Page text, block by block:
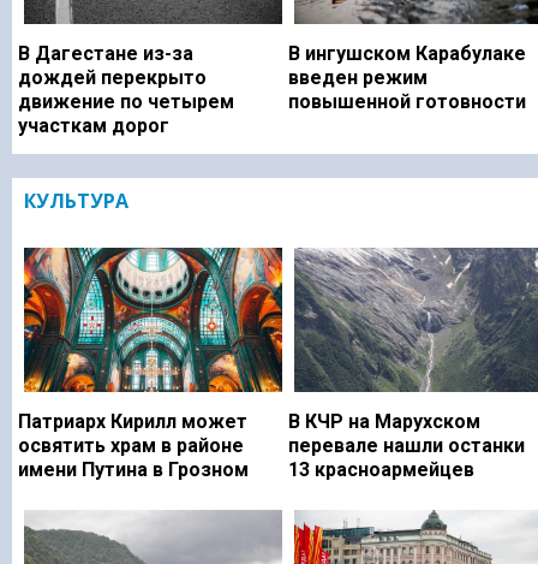
В Дагестане из-за
дождей перекрыто
движение по четырем
участкам дорог
В ингушском Карабулаке
введен режим
повышенной готовности
КУЛЬТУРА
Патриарх Кирилл может
освятить храм в районе
имени Путина в Грозном
В КЧР на Марухском
перевале нашли останки
13 красноармейцев